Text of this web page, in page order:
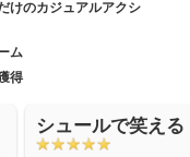
けのカジュアルアクシ
ム
得
シュールで笑える